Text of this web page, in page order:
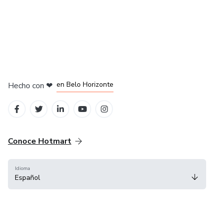
Hecho con ❤ en Belo Horizonte
Conoce Hotmart
Idioma
Español